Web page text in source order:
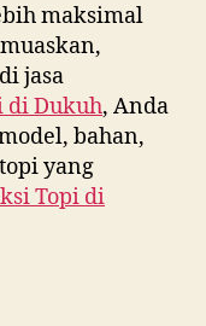
maksimal
jasa
diDukuh, Anda
bahan,
yang
Topi di